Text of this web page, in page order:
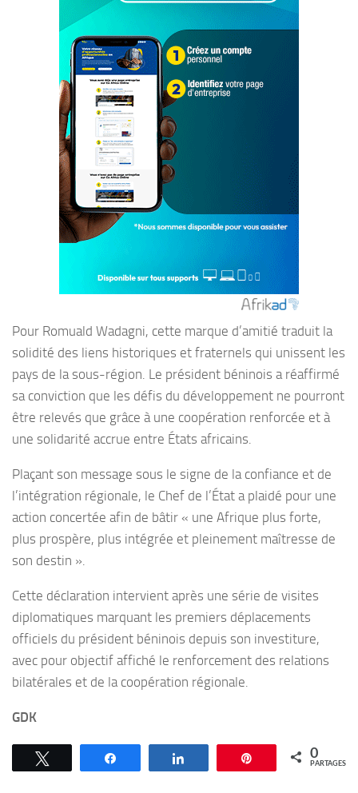
Pour Romuald Wadagni, cette marque d’amitié traduit la
solidité des liens historiques et fraternels qui unissent les
pays de la sous-région. Le président béninois a réaffirmé
sa conviction que les défis du développement ne pourront
être relevés que grâce à une coopération renforcée et à
une solidarité accrue entre États africains.
Plaçant son message sous le signe de la confiance et de
l’intégration régionale, le Chef de l’État a plaidé pour une
action concertée afin de bâtir « une Afrique plus forte,
plus prospère, plus intégrée et pleinement maîtresse de
son destin ».
Cette déclaration intervient après une série de visites
diplomatiques marquant les premiers déplacements
officiels du président béninois depuis son investiture,
avec pour objectif affiché le renforcement des relations
bilatérales et de la coopération régionale.
GDK
Épingle 0
PARTAGES